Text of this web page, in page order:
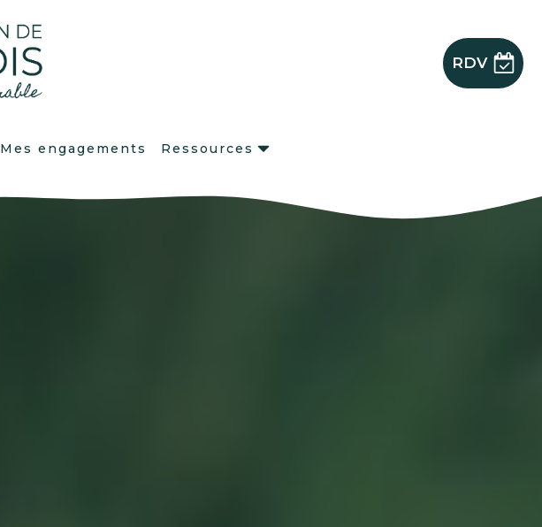
RDV
Mes engagements Ressources